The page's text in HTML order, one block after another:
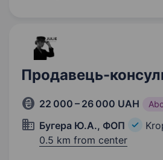
Продавець-
22 000 – 26 000 UAH
Бугера Ю.А., ФОП
0.5 km from center